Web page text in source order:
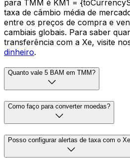
para TMM é KM1 =
taxa de câmbio média de
entre os preços de compra e
cambiais globais. Para saber
transferência com a Xe, visite
dinheiro.
Quanto vale 5 BAM em TMM?
Como faço para converter moedas?
Posso configurar alertas de taxa com o